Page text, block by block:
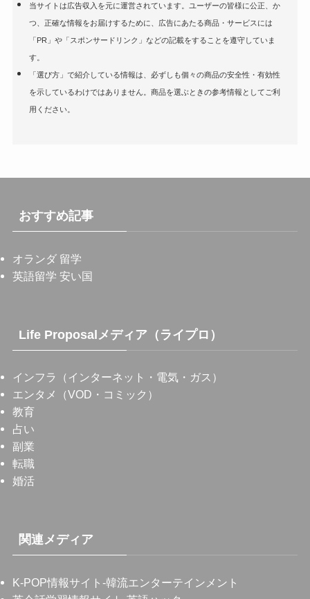
当サイトは広告収入を元に運営されています。ユーザーの皆様に公正、か
つ、正確な情報をお届けするために、広告にあたる商品・サービスには
「PR」や「スポンサードリンク」などの記載をすることを遵守していま
す。
「選び方」で紹介している情報は、必ずしも個々の商品の安全性・有効性
を示しているわけではありません。商品を選ぶときの参考情報としてご利
用ください。
おすすめ記事
オランダ 留学
英語留学 安い国
Life Proposalメディア（ライプロ）
インフラ（インターネット・電気・ガス）
エンタメ（VOD・コミック）
教育
占い
副業
転職
婚活
関連メディア
K-POP情報サイト -韓流エンターテインメント